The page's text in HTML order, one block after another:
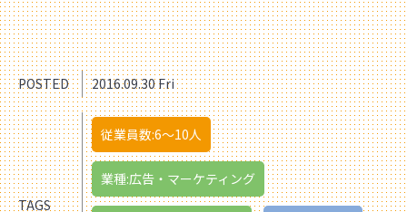
POSTED 2016.09.30 Fri
TAGS
従業員数:6～10人
業種:広告・マーケティング